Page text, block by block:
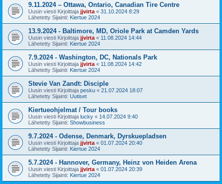
9.11.2024 – Ottawa, Ontario, Canadian Tire Centre
Uusin viesti Kirjoittaja jjvirta « 31.10.2024 8:29
Lähetetty Sijainti: Kiertue 2024
13.9.2024 - Baltimore, MD, Oriole Park at Camden Yards
Uusin viesti Kirjoittaja jjvirta « 11.08.2024 14:44
Lähetetty Sijainti: Kiertue 2024
7.9.2024 - Washington, DC, Nationals Park
Uusin viesti Kirjoittaja jjvirta « 11.08.2024 14:42
Lähetetty Sijainti: Kiertue 2024
Stevie Van Zandt: Disciple
Uusin viesti Kirjoittaja pesku « 21.07.2024 18:07
Lähetetty Sijainti: Uutiset
Kiertueohjelmat / Tour books
Uusin viesti Kirjoittaja lucky « 14.07.2024 9:40
Lähetetty Sijainti: Showbusiness
9.7.2024 - Odense, Denmark, Dyrskuepladsen
Uusin viesti Kirjoittaja jjvirta « 01.07.2024 20:40
Lähetetty Sijainti: Kiertue 2024
5.7.2024 - Hannover, Germany, Heinz von Heiden Arena
Uusin viesti Kirjoittaja jjvirta « 01.07.2024 20:39
Lähetetty Sijainti: Kiertue 2024